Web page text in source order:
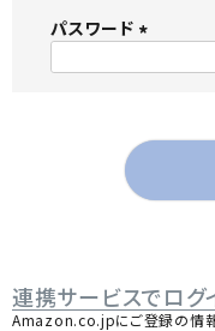
パスワード
)
連携サービスでログ
Amazon.co.jpにご登録の情